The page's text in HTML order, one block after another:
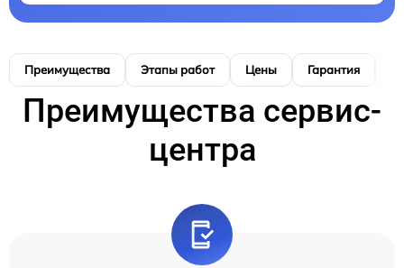
Преимущества Этапы работ Цены Гарантия
Преимущества сервис-
центра